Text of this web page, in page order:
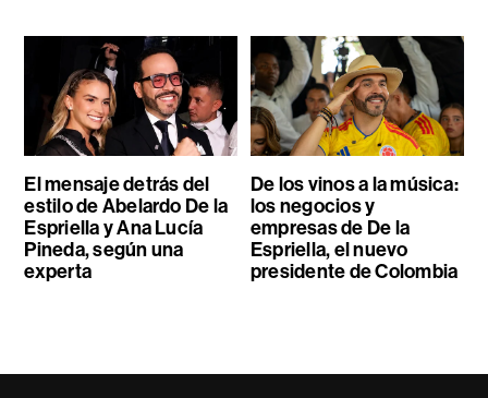
El mensaje detrás del
estilo de Abelardo De la
Espriella y Ana Lucía
Pineda, según una
experta
De los vinos a la música:
los negocios y
empresas de De la
Espriella, el nuevo
presidente de Colombia